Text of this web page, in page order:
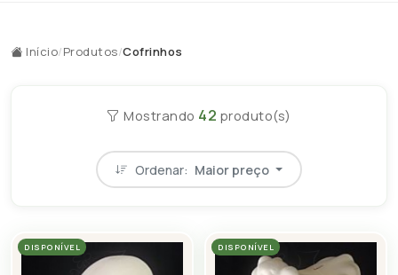
Início/Produtos/Cofrinhos
Mostrando 42 produto(s)
Ordenar: Maior preço
DISPONÍVEL DISPONÍVEL